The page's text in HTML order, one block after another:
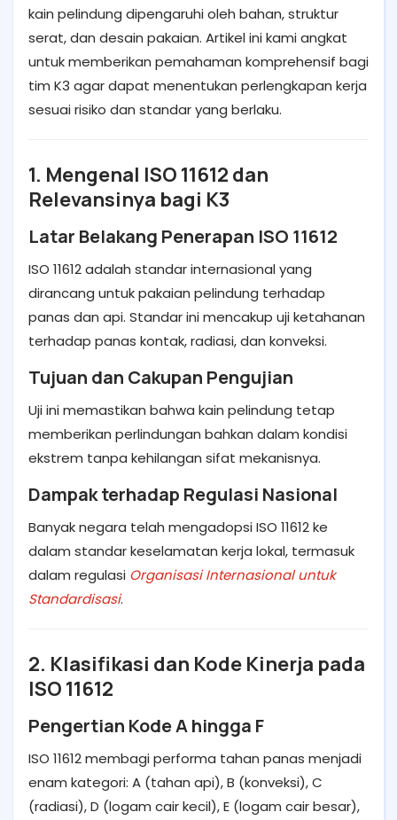
kain pelindung dipengaruhi oleh bahan, struktur
serat, dan desain pakaian. Artikel ini kami angkat
untuk memberikan pemahaman komprehensif bagi
tim K3 agar dapat menentukan perlengkapan kerja
sesuai risiko dan standar yang berlaku.
1. Mengenal ISO 11612 dan
Relevansinya bagi K3
Latar Belakang Penerapan ISO 11612
ISO 11612 adalah standar internasional yang
dirancang untuk pakaian pelindung terhadap
panas dan api. Standar ini mencakup uji ketahanan
terhadap panas kontak, radiasi, dan konveksi.
Tujuan dan Cakupan Pengujian
Uji ini memastikan bahwa kain pelindung tetap
memberikan perlindungan bahkan dalam kondisi
ekstrem tanpa kehilangan sifat mekanisnya.
Dampak terhadap Regulasi Nasional
Banyak negara telah mengadopsi ISO 11612 ke
dalam standar keselamatan kerja lokal, termasuk
dalam regulasi Organisasi Internasional untuk
Standardisasi.
2. Klasifikasi dan Kode Kinerja pada
ISO 11612
Pengertian Kode A hingga F
ISO 11612 membagi performa tahan panas menjadi
enam kategori: A (tahan api), B (konveksi), C
(radiasi), D (logam cair kecil), E (logam cair besar),